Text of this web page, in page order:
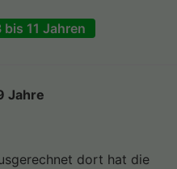
11 Jahren
Jahre
dort hat die